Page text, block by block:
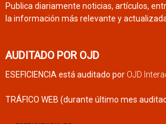
Publica diariamente noticias, artículos,
la información más relevante y
AUDITADO POR OJD
ESEFICIENCIA está auditado por OJD
TRÁFICO WEB (durante último mes